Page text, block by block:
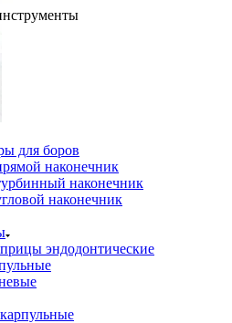
для боров
наконечник
наконечник
наконечник
эндодонтические